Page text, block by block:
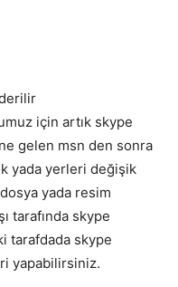
için artık skype
gelen msn den sonra
yada yerleri değişik
yada resim
tarafında skype
tarafdada skype
yapabilirsiniz.